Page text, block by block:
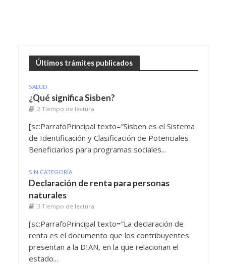
Últimos trámites publicados
SALUD
¿Qué significa Sisben?
2 Tiempo de lectura
[sc:ParrafoPrincipal texto=”Sisben es el Sistema
de Identificación y Clasificación de Potenciales
Beneficiarios para programas sociales...
SIN CATEGORÍA
Declaración de renta para personas
naturales
3 Tiempo de lectura
[sc:ParrafoPrincipal texto=”La declaración de
renta es el documento que los contribuyentes
presentan a la DIAN, en la que relacionan el
estado...